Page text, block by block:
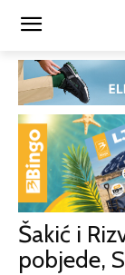
Šakić i
pobjede,